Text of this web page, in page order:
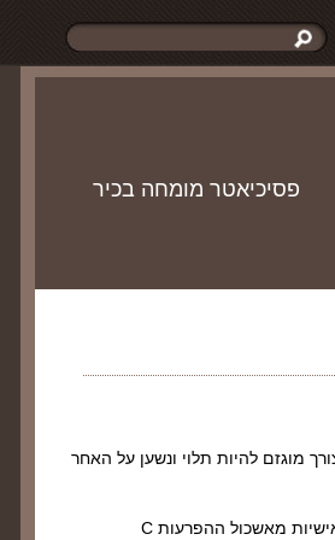
פסיכיאטר מומחה בכיר
מוגזם להיות תלוי ונשען על האחר
הפרעת אישיות תלותית מוגדרת על ידי ה- DSM-5 כהפרעת אישיות מאשכול ההפרעות C